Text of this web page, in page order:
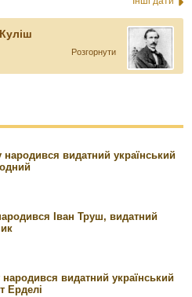
Розгорнути
народився видатний український
Іван Труш, видатний
народився видатний український
Ерделі